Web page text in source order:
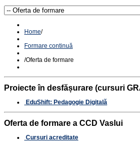
Home/
Formare continuă
/Oferta de formare
Proiecte în desfășurare (cursuri
EduShift: Pedagogie Digitală
Oferta de formare a CCD Vaslui
Cursuri acreditate